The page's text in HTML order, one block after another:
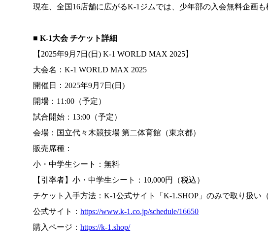
現在、全国16店舗に広がるK-1ジムでは、少年部の入会無料企画も
■ K-1大会 チケット詳細
【2025年9月7日(日) K-1 WORLD MAX 2025】
大会名：K-1 WORLD MAX 2025
開催日：2025年9月7日(日)
開場：11:00（予定）
試合開始：13:00（予定）
会場：国立代々木競技場 第二体育館（東京都）
販売席種：
小・中学生シート：無料
【引率者】小・中学生シート：10,000円（税込）
チケット入手方法：K-1公式サイト「K-1.SHOP」のみで取り扱い
公式サイト：https://www.k-1.co.jp/schedule/16650
購入ページ：https://k-1.shop/